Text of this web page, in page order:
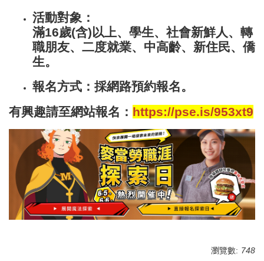
活動對象：
滿16歲(含)以上、學生、社會新鮮人、轉
職朋友、二度就業、中高齡、新住民、僑
生。
報名方式：採網路預約報名。
有興趣請至網站報名： https://pse.is/953xt9
瀏覽數: 748